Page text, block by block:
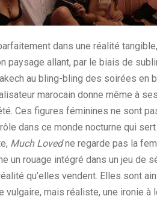
dans une réalité
paysage allant, par le biais de
au bling-bling des soirées en
marocain donne même à
Ces figures féminines ne sont
dans ce monde nocturne qui
Much Lovedne regarde pas la
un rouage intégré dans un jeu de
qu’elles vendent. Elles sont
vulgaire, mais réaliste, une ironie à